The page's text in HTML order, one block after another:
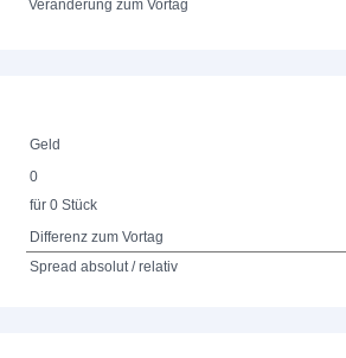
Veränderung zum Vortag
Geld
0
für 0 Stück
Differenz zum Vortag
Spread absolut / relativ